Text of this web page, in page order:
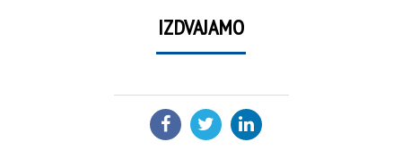
IZDVAJAMO
PODELI: